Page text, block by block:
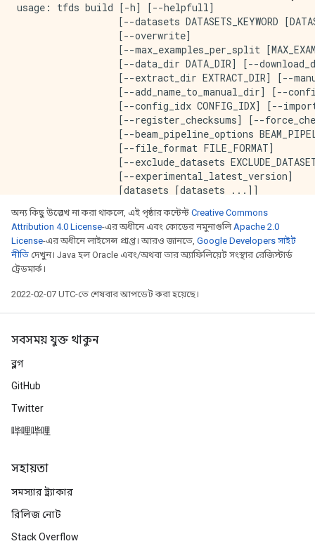
usage: tfds build [-h] [--helpfull]
[--datasets DATASETS_KEYWORD
                  [--overwrite]
[--max_examples_per_split
[--data_dir DATA_DIR] [--
[--extract_dir EXTRACT_DIR] [--
[--add_name_to_manual_dir] [--
[--config_idx CONFIG_IDX] [--
[--register_checksums] [--
[--beam_pipeline_options
                  [--file_format FILE_FORMAT]
[--exclude_datasets
                  [--experimental_latest_version]
                  [datasets [datasets ...]]
positional arguments:
datasets              Name(s) of the dataset(s)
dir. See https://
                        accepted values.
optional arguments:
-h, --help            show this help message and
--helpfull            show full help message and
Datasets can also be
--pdb Enter post-mortem debugging mode if an
--overwrite           Delete pre-existing dataset
  --max_examples_per_split [MAX_EXAMPLES_PER_SPLIT]
execute the
original data), but skip
Paths:
`~/tensorflow_datasets/` or
অন্য কিছু উল্লেখ না করা থাকলে, এই পৃষ্ঠার কন্টেন্ট Creative Commons
Attribution 4.0 License-এর অধীনে এবং কোডের নমুনাগুলিApache 2.0
License-এর অধীনে লাইসেন্স প্রাপ্ত। আরও জানতে, Google Developers সাইট
নীতি দেখুন। Java হল Oracle এবং/অথবা তার অ্যাফিলিয়েট সংস্থার রেজিস্টার্ড
ট্রেডমার্ক।
2022-02-07 UTC-তে শেষবার আপডেট করা হয়েছে।
সবসময় যুক্ত থাকুন
ব্লগ
GitHub
Twitter
哔哩哔哩
সহায়তা
সমস্যার ট্র্যাকার
রিলিজ নোট
Stack Overflow